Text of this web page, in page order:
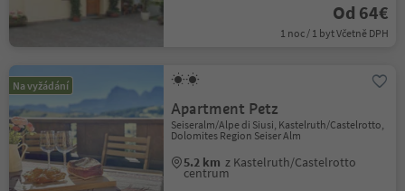
Od 64€
1 noc / 1 byt Včetně DPH
Na vyžádání
Apartment Petz
Seiseralm/Alpe di Siusi, Kastelruth/Castelrotto,
Dolomites Region Seiser Alm
5.2 km z Kastelruth/Castelrotto
centrum